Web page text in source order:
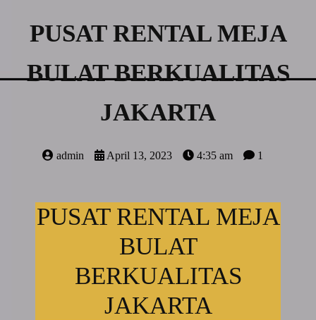
PUSAT RENTAL MEJA
BULAT BERKUALITAS
JAKARTA
admin April 13, 2023 4:35 am 1
PUSAT RENTAL MEJA
BULAT
BERKUALITAS
JAKARTA